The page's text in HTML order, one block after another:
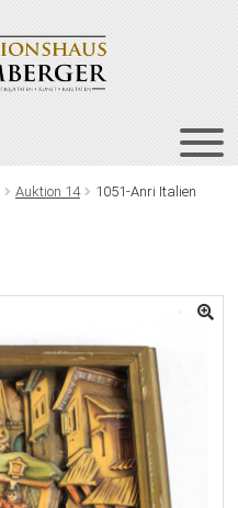
Auktion 14
1051-Anri Italien